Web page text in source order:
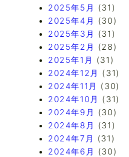
2025年5月 (31)
2025年4月 (30)
2025年3月 (31)
2025年2月 (28)
2025年1月 (31)
2024年12月 (31)
2024年11月 (30)
2024年10月 (31)
2024年9月 (30)
2024年8月 (31)
2024年7月 (31)
2024年6月 (30)